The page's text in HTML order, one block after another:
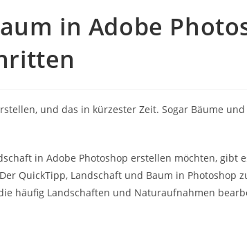
in Adobe
und das in kürzester Zeit. Sogar Bäume
in Adobe Photoshop erstellen möchten, gibt
QuickTipp, Landschaft und Baum in Photoshop
häufig Landschaften und Naturaufnahmen